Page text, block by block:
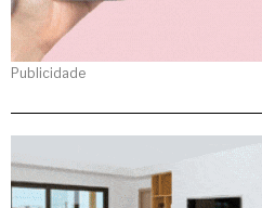
Publicidade